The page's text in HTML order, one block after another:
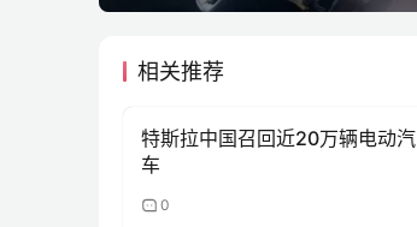
相关推荐
智车时代
特斯拉中国召回近20万辆电动汽
车
0